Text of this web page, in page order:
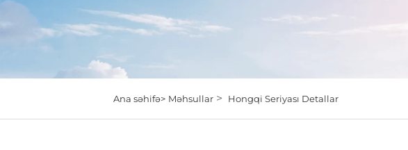
Ana səhifə> Məhsullar> Hongqi Seriyası Detallar